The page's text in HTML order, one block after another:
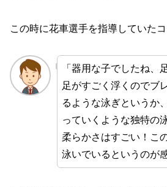
この時に花車選手を指導していた
「器用な子でしたね、
足がすごく浮くのでブ
るような泳ぎというか
っていくような独特の
柔らかさはすごい！こ
泳いでいるというのが